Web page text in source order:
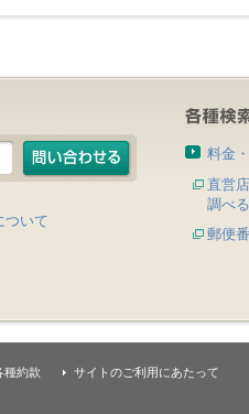
ついて
料金
直営
調べる
郵便
種約款 サイトのご利用にあたって